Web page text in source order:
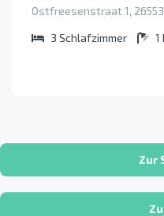
Ostfreesenstraat 1,
3 Schlafzimmer 1
Zur